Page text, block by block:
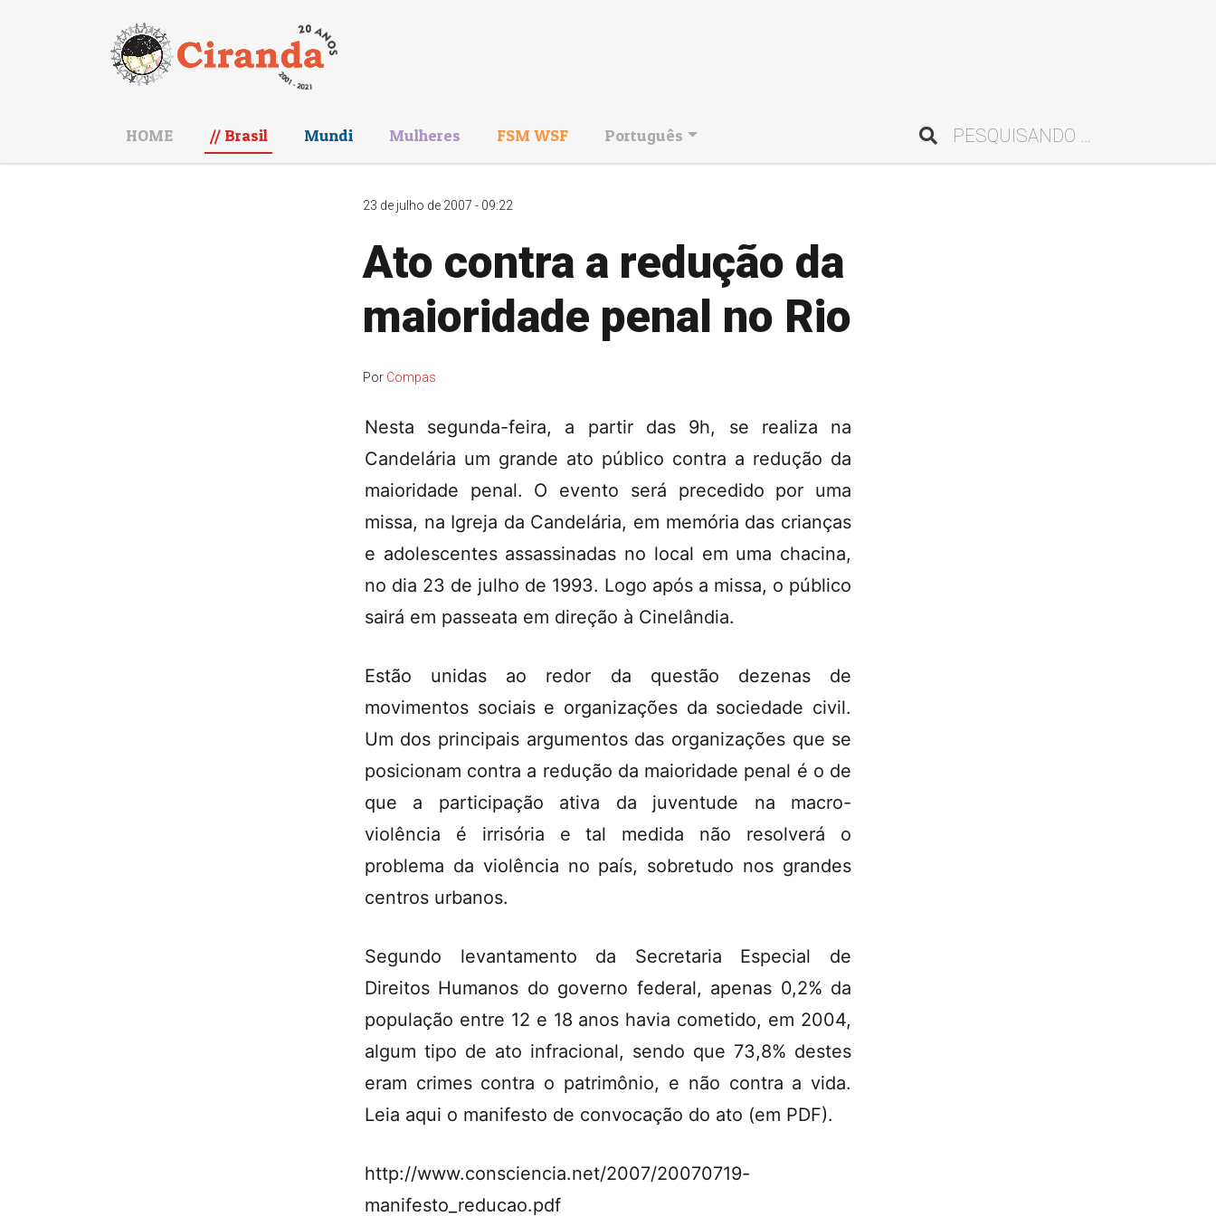
HOME Brasil Mundi Mulheres FSM WSF Português
23 de julho de 2007 - 09:22
Ato contra a redução da
maioridade penal no Rio
Por Compas
Nesta segunda-feira, a partir das 9h, se realiza na
Candelária um grande ato público contra a redução da
maioridade penal. O evento será precedido por uma
missa, na Igreja da Candelária, em memória das crianças
e adolescentes assassinadas no local em uma chacina,
no dia 23 de julho de 1993. Logo após a missa, o público
sairá em passeata em direção à Cinelândia.
Estão unidas ao redor da questão dezenas de
movimentos sociais e organizações da sociedade civil.
Um dos principais argumentos das organizações que se
posicionam contra a redução da maioridade penal é o de
que a participação ativa da juventude na macro-
violência é irrisória e tal medida não resolverá o
problema da violência no país, sobretudo nos grandes
centros urbanos.
Segundo levantamento da Secretaria Especial de
Direitos Humanos do governo federal, apenas 0,2% da
população entre 12 e 18 anos havia cometido, em 2004,
algum tipo de ato infracional, sendo que 73,8% destes
eram crimes contra o patrimônio, e não contra a vida.
Leia aqui o manifesto de convocação do ato (em PDF).
http://www.consciencia.net/2007/20070719-
manifesto_reducao.pdf